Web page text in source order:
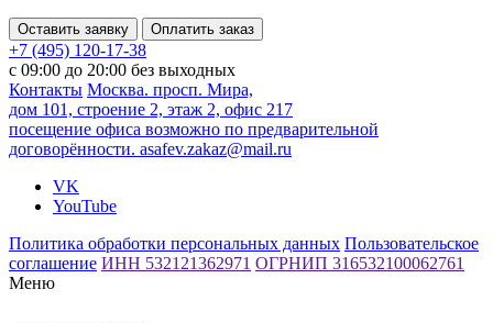
Оставить заявку Оплатить заказ
+7 (495) 120-17-38
с 09:00 до 20:00 без выходных
Контакты Москва. просп. Мира,
дом 101, строение 2, этаж 2, офис 217
посещение офиса возможно по предварительной
договорённости. asafev.zakaz@mail.ru
VK
YouTube
Политика обработки персональных данных Пользовательское
соглашение ИНН 532121362971 ОГРНИП 316532100062761
Меню